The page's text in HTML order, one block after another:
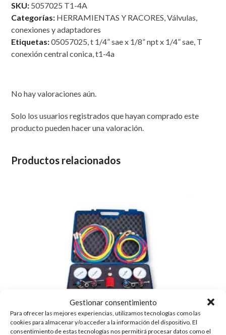
Gestionar consentimiento
Para ofrecer las mejores experiencias, utilizamos tecnologías como las
cookies para almacenar y/o acceder a la información del dispositivo. El
consentimiento de estas tecnologías nos permitirá procesar datos como el
CÓNICA
cantidad
SKU: 5057025 T1-4A
Categorías: HERRAMIENTAS Y RACORES,Válvulas,
conexiones y adaptadores
Etiquetas:05057025,t 1/4” sae x 1/8” npt x 1/4” sae, T
conexión central conica,t1-4a
No hay valoraciones aún.
Solo los usuarios registrados que hayan comprado este
producto pueden hacer una valoración.
Productos relacionados